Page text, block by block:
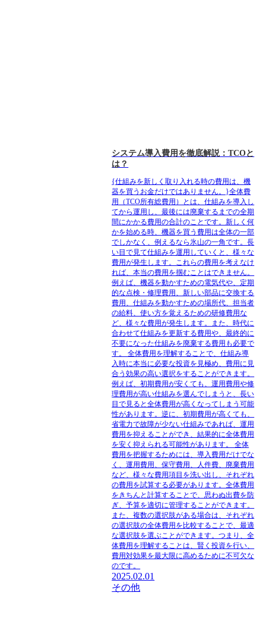
システム導入費用を徹底解説：TCOと
は？
{仕組みを新しく取り入れる時の費用は、機
器を買うお金だけではありません。}全体費
用（TCO所有総費用）とは、仕組みを導入し
てから運用し、最後には廃棄するまでの全期
間にかかる費用の合計のことです。新しく何
かを始める時、機器を買う費用は全体の一部
でしかなく、例えるなら氷山の一角です。長
い目で見て仕組みを運用していくと、様々な
費用が発生します。これらの費用を考えなけ
れば、本当の費用を掴むことはできません。
例えば、機器を動かすための電気代や、定期
的な点検・修理費用、新しい部品に交換する
費用、仕組みを動かすための場所代、担当者
の給料、使い方を覚えるための研修費用な
ど、様々な費用が発生します。また、時代に
合わせて仕組みを更新する費用や、最終的に
不要になった仕組みを廃棄する費用も必要で
す。 全体費用を理解することで、仕組み導
入時に本当に必要な投資を見極め、費用に見
合う効果の高い選択をすることができます。
例えば、初期費用が安くても、運用費用や修
理費用が高い仕組みを選んでしまうと、長い
目で見ると全体費用が高くなってしまう可能
性があります。逆に、初期費用が高くても、
省電力で故障が少ない仕組みであれば、運用
費用を抑えることができ、結果的に全体費用
を安く抑えられる可能性があります。 全体
費用を把握するためには、導入費用だけでな
く、運用費用、保守費用、人件費、廃棄費用
など、様々な費用項目を洗い出し、それぞれ
の費用を試算する必要があります。全体費用
をきちんと計算することで、思わぬ出費を防
ぎ、予算を適切に管理することができます。
また、複数の選択肢がある場合は、それぞれ
の選択肢の全体費用を比較することで、最適
な選択肢を選ぶことができます。つまり、全
体費用を理解することは、賢く投資を行い、
費用対効果を最大限に高めるために不可欠な
のです。
2025.02.01
その他